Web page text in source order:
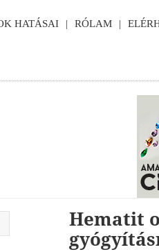
HATÁSAI RÓLAM
Hematit